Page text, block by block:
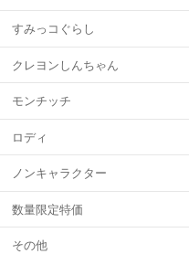
すみっコぐらし
クレヨンしんちゃん
モンチッチ
ロディ
ノンキャラクター
数量限定特価
その他